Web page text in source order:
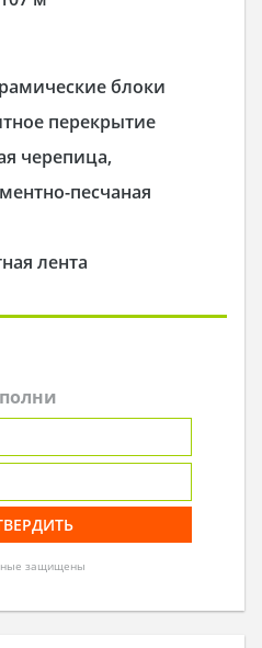
блоки
перекрытие
черепица,
песчаная
лента
защищены